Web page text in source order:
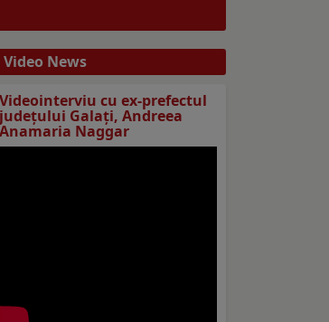
Video News
Videointerviu cu ex-prefectul
judeţului Galaţi, Andreea
Anamaria Naggar